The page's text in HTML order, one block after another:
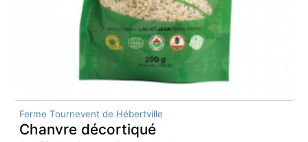
Ferme Tournevent de Hébertville
Chanvre décortiqué